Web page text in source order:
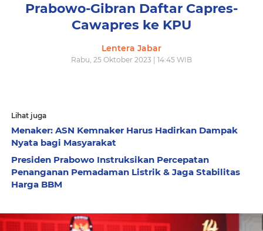
Prabowo-Gibran Daftar Capres-
Cawapres ke KPU
Lentera Jabar
Rabu, 25 Oktober 2023 | 14:45 WIB
Lihat juga
Menaker: ASN Kemnaker Harus Hadirkan Dampak
Nyata bagi Masyarakat
Presiden Prabowo Instruksikan Percepatan
Penanganan Pemadaman Listrik & Jaga Stabilitas
Harga BBM